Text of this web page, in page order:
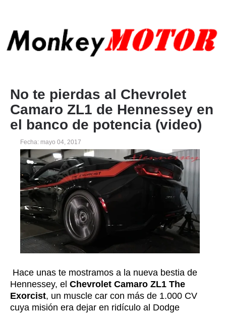
No te pierdas al Chevrolet
Camaro ZL1 de Hennessey en
el banco de potencia (video)
Fecha: mayo 04, 2017
Hace unas te mostramos a la nueva bestia de
Hennessey, el Chevrolet Camaro ZL1 The
Exorcist, un muscle car con más de 1.000 CV
cuya misión era dejar en ridículo al Dodge